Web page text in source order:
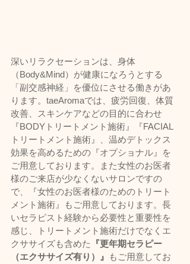
深いリラクセーションは、身体
（Body&Mind）が健康になろうとする
「副交感神経」を優位にさせる働きがあ
ります。taeAromaでは、疲労回復、体質
改善、スキンケアなどの目的に合わせ
『BODYトリートメント施術』『FACIAL
トリートメント施術』、温めデトックス
効果を高めるための『オプショナル』を
ご用意しております。また女性のお医者
様のご来店が少なくないサロンですの
で、『女性のお医者様のためのトリート
メント施術』もご用意しております。長
いセラピスト経験から必要性と重要性を
感じ、トリートメント施術だけでなくエ
クササイズも含めた
『更年期セラピー
（エクササイズ有り）』
もご用意してお